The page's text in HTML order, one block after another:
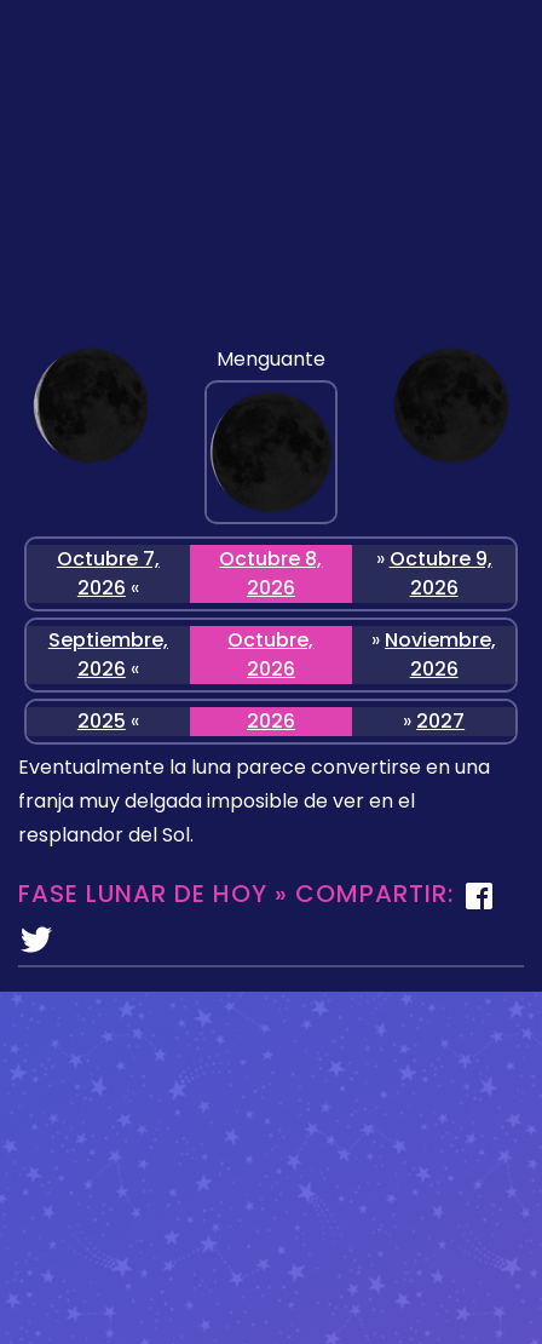
Menguante
Octubre 7,
2026 «
Octubre 8,
2026
» Octubre 9,
2026
Septiembre,
2026 «
Octubre,
2026
» Noviembre,
2026
2025 « 2026 » 2027
Eventualmente la luna parece convertirse en una
franja muy delgada imposible de ver en el
resplandor del Sol.
FASE LUNAR DE HOY » COMPARTIR: